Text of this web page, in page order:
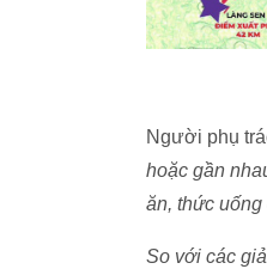
Người phụ
hoặc gần
ăn, thức
So với các